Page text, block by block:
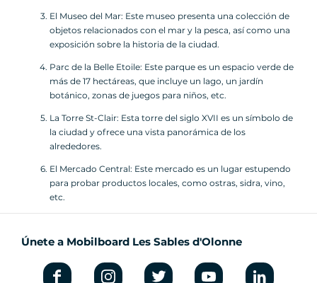
El Museo del Mar: Este museo presenta una colección de
objetos relacionados con el mar y la pesca, así como una
exposición sobre la historia de la ciudad.
Parc de la Belle Etoile: Este parque es un espacio verde de
más de 17 hectáreas, que incluye un lago, un jardín
botánico, zonas de juegos para niños, etc.
La Torre St-Clair: Esta torre del siglo XVII es un símbolo de
la ciudad y ofrece una vista panorámica de los
alrededores.
El Mercado Central: Este mercado es un lugar estupendo
para probar productos locales, como ostras, sidra, vino,
etc.
Únete a Mobilboard Les Sables d'Olonne